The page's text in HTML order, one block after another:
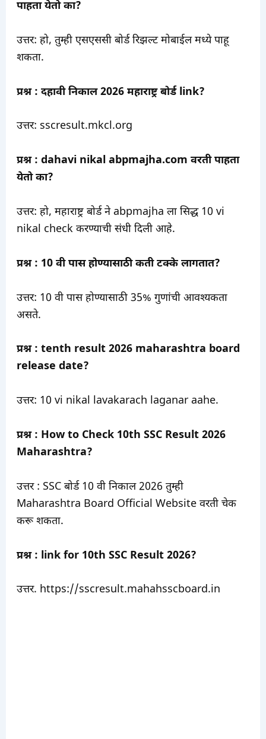
पाहता येतो का?
उत्तर: हो, तुम्ही एसएससी बोर्ड रिझल्ट मोबाईल मध्ये पाहू
शकता.
प्रश्न : दहावी निकाल 2026 महाराष्ट्र बोर्ड link?
उत्तर: sscresult.mkcl.org
प्रश्न : dahavi nikal abpmajha.com वरती पाहता
येतो का?
उत्तर: हो, महाराष्ट्र बोर्ड ने abpmajha ला सिद्ध 10 vi
nikal check करण्याची संधी दिली आहे.
प्रश्न : 10 वी पास होण्यासाठी कती टक्के लागतात?
उत्तर: 10 वी पास होण्यासाठी 35% गुणांची आवश्यकता
असते.
प्रश्न : tenth result 2026 maharashtra board
release date?
उत्तर: 10 vi nikal lavakarach laganar aahe.
प्रश्न : How to Check 10th SSC Result 2026
Maharashtra?
उत्तर : SSC बोर्ड 10 वी निकाल 2026 तुम्ही
Maharashtra Board Official Website वरती चेक
करू शकता.
प्रश्न : link for 10th SSC Result 2026?
उत्तर. https://sscresult.mahahsscboard.in